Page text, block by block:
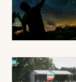
Balades en
Balades en